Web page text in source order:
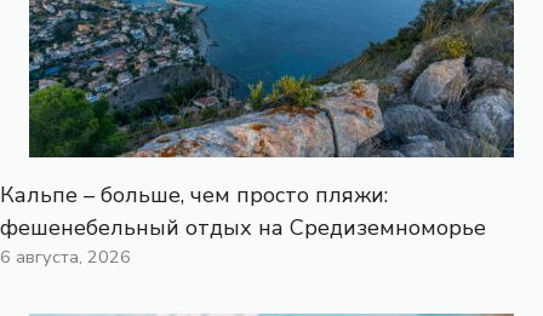
Кальпе – больше, чем просто пляжи:
фешенебельный отдых на Средиземноморье
6 августа, 2026